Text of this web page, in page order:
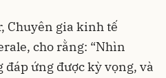
Chuyên gia kinh tế
cho rằng: “Nhìn
đáp ứng được kỳ vọng, và